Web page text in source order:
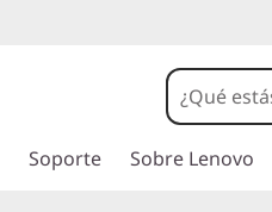
Soporte Sobre Lenovo